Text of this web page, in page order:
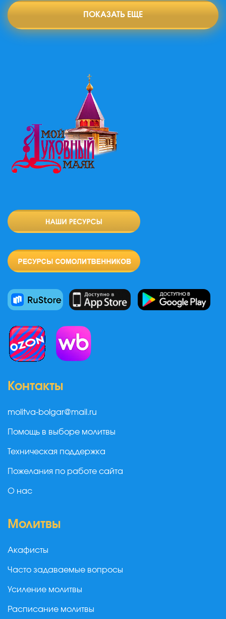
ПОКАЗАТЬ ЕЩЕ
Контакты
molitva-bolgar@mail.ru
Помощь в выборе молитвы
Техническая поддержка
Пожелания по работе сайта
О нас
Молитвы
Акафисты
Часто задаваемые вопросы
Усиление молитвы
Расписание молитвы